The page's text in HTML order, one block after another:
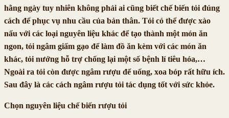
hằng ngày tuy nhiên không phải ai cũng biết chế biến tỏi đúng
cách để phục vụ nhu cầu của bản thân. Tỏi có thể được xào
nấu với các loại nguyên liệu khác để tạo thành một món ăn
ngon, tỏi ngâm giấm gạo để làm đồ ăn kèm với các món ăn
khác, tỏi nướng hỗ trợ chống lại một số bệnh lí tiêu hóa,…
Ngoài ra tỏi còn được ngâm rượu để uống, xoa bóp rất hữu ích.
Sau đây là các cách ngâm rượu tỏi tác dụng tốt với sức khỏe.
Chọn nguyên liệu chế biến rượu tỏi